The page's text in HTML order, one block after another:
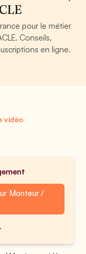
pour le métier
Conseils,
en ligne.
vidéo
Monteur /